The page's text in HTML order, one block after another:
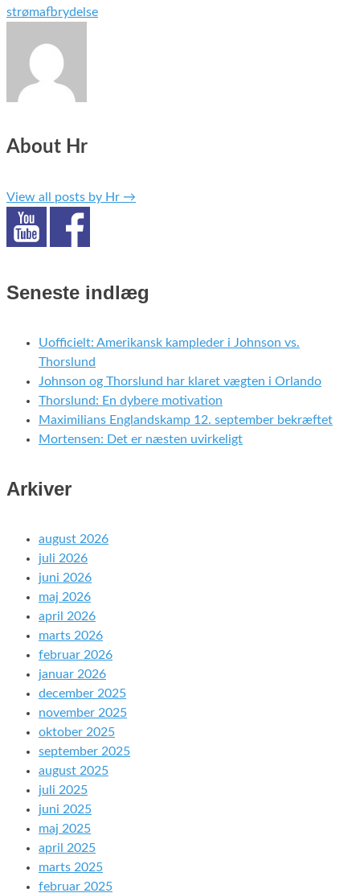
strømafbrydelse
About Hr
View all posts by Hr →
Seneste indlæg
Uofficielt: Amerikansk kampleder i Johnson vs.
Thorslund
Johnson og Thorslund har klaret vægten i Orlando
Thorslund: En dybere motivation
Maximilians Englandskamp 12. september bekræftet
Mortensen: Det er næsten uvirkeligt
Arkiver
august 2026
juli 2026
juni 2026
maj 2026
april 2026
marts 2026
februar 2026
januar 2026
december 2025
november 2025
oktober 2025
september 2025
august 2025
juli 2025
juni 2025
maj 2025
april 2025
marts 2025
februar 2025